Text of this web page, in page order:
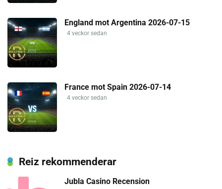
England mot Argentina 2026-07-15
4 veckor sedan
France mot Spain 2026-07-14
4 veckor sedan
Reiz rekommenderar
Jubla Casino Recension